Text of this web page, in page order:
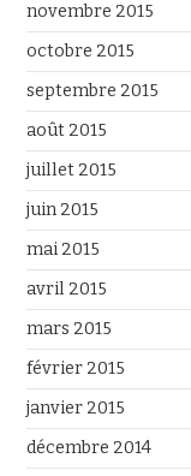
novembre 2015
octobre 2015
septembre 2015
août 2015
juillet 2015
juin 2015
mai 2015
avril 2015
mars 2015
février 2015
janvier 2015
décembre 2014